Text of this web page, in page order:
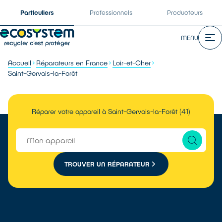
Particuliers Professionnels Producteurs
MENU
Accueil Réparateurs en France
Loir-et-Cher
Saint-Gervais-la-Forêt
Réparer votre appareil à Saint-Gervais-la-Forêt (41)
TROUVER UN RÉPARATEUR